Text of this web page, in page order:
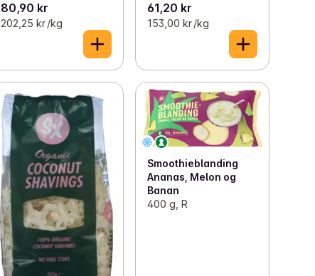
80,90 kr
202,25 kr /kg
61,20 kr
153,00 kr /kg
Smoothieblanding
Ananas, Melon og
Banan
400 g, R